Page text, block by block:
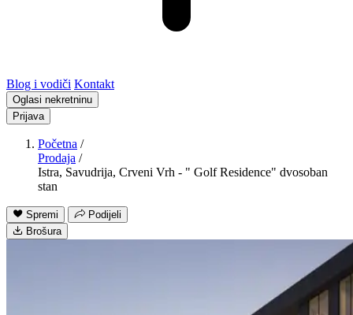
Blog i vodiči Kontakt
Oglasi nekretninu
Prijava
Početna /
Prodaja /
Istra, Savudrija, Crveni Vrh - " Golf Residence" dvosoban
stan
Spremi
Podijeli
Brošura